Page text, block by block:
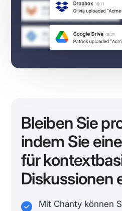
Bleiben Sie
indem Sie
für
Diskussionen
Mit Chanty können